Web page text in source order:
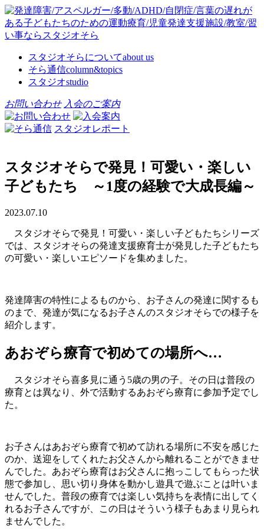
スタジオそらについてabout us
そら通信column&topics
スタジオstudio
お問い合わせ 入会のご案内
スタジオレポート
スタジオそらで発見！可愛い・楽しい
子どもたち ～1度の経験で大成長編～
2023.07.10
スタジオそらで発見！可愛い・楽しい子どもたちシリーズ
では、スタジオそらの発達支援療育士が発見した子どもたち
の可愛い・楽しいエピソードを集めました。
発達障害の特性によるものから、お子さんの発達に関するも
のまで、発達が気になるお子さんのスタジオそらでの様子を
紹介します。
あおぞら療育で初めての場所へ…
スタジオそら喜多見に通う5歳の男の子。その日は普段の
療育とは異なり、外で活動するあおぞら療育に参加予定でし
た。
お子さんはあおぞら療育で初めて訪れる場所に不安を感じた
のか、送迎をしてくれたお父さんから離れることができませ
んでした。あおぞら療育はお父さんに抱っこしてもらった状
態で参加し、思い切り身体を動かし遊具で遊ぶことは叶いま
せんでした。普段の療育では楽しい気持ちを表情に出してく
れるお子さんですが、この日はそういう様子もあまり見られ
ませんでした。